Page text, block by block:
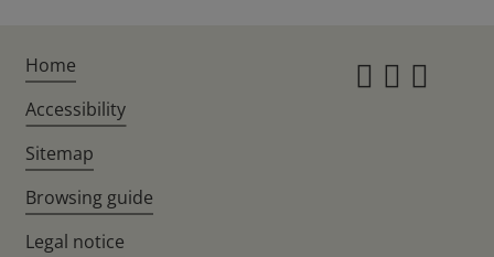
Home
Accessibility
Sitemap
Browsing guide
Legal notice